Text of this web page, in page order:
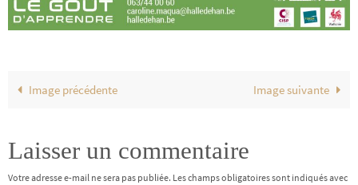
Image précédente Image suivante
Laisser un commentaire
Votre adresse e-mail ne sera pas publiée. Les champs obligatoires sont indiqués avec